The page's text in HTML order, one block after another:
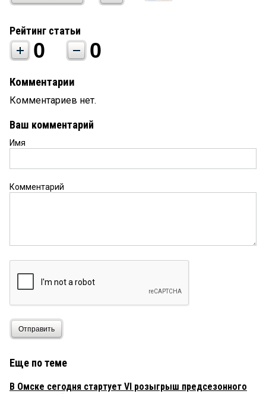
Рейтинг статьи
0 0
Комментарии
Комментариев нет.
Ваш комментарий
Имя
Комментарий
Отправить
Еще по теме
В Омске сегодня стартует VI розыгрыш предсезонного